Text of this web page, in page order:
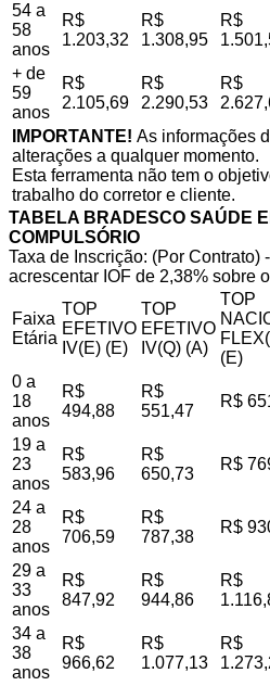
54 a
58
anos
R$
1.203,32
R$
1.308,95
R$
+ de
59
anos
R$
2.105,69
R$
2.290,53
R$
IMPORTANTE! As informações
alterações a qualquer momento.
Esta ferramenta não tem o
trabalho do corretor e cliente.
TABELA BRADESCO SAÚDE
COMPULSÓRIO
Taxa de Inscrição: (Por Contrato)
acrescentar IOF de 2,38% sobre
Faixa
Etária
TOP
EFETIVO
IV(E) (E)
TOP
EFETIVO
IV(Q) (A)
TOP
(E)
0 a
18
anos
R$
494,88
R$
551,47
R$
19 a
23
anos
R$
583,96
R$
650,73
R$
24 a
28
anos
R$
706,59
R$
787,38
R$
29 a
33
anos
R$
847,92
R$
944,86
R$
34 a
38
anos
R$
966,62
R$
1.077,13
R$